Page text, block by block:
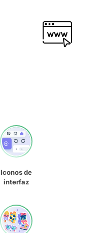
Iconos de
interfaz